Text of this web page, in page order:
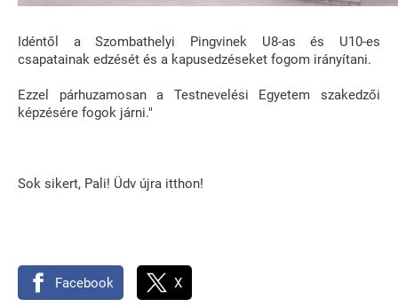
Idéntől a Szombathelyi Pingvinek U8-as és U10-es
csapatainak edzését és a kapusedzéseket fogom irányítani.
Ezzel párhuzamosan a Testnevelési Egyetem szakedzői
képzésére fogok járni."
Sok sikert, Pali! Üdv újra itthon!
Facebook X